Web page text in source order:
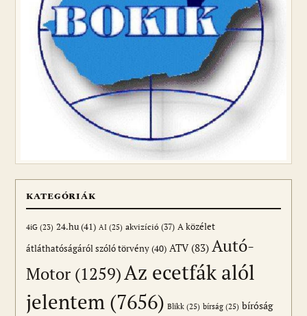
KATEGÓRIÁK
4iG (23) 24.hu(41) AI (25) akvizíció (37) A közélet
átláthatóságáról szóló törvény(40) ATV(83) Autó-
Motor (1259)Az ecetfák alól
jelentem (7656) Blikk (25) bírság (25) bíróság